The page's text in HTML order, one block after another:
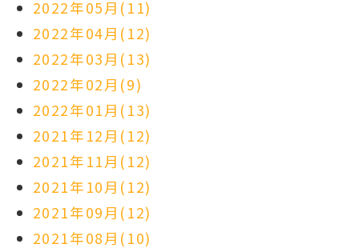
2022年05月(11)
2022年04月(12)
2022年03月(13)
2022年02月(9)
2022年01月(13)
2021年12月(12)
2021年11月(12)
2021年10月(12)
2021年09月(12)
2021年08月(10)